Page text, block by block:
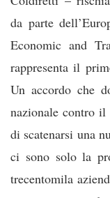
da parte
Economic and
rappresenta il
Un accordo che
nazionale contro
di scatenarsi una
ci sono solo la
trecentomila